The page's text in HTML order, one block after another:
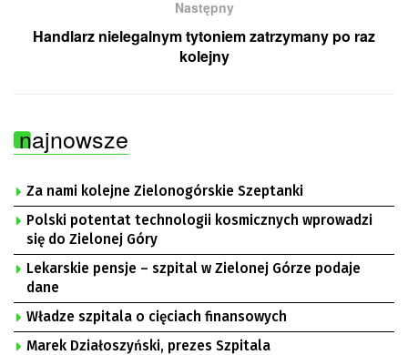
Następny
Handlarz nielegalnym tytoniem zatrzymany po raz
kolejny
najnowsze
Za nami kolejne Zielonogórskie Szeptanki
Polski potentat technologii kosmicznych wprowadzi
się do Zielonej Góry
Lekarskie pensje – szpital w Zielonej Górze podaje
dane
Władze szpitala o cięciach finansowych
Marek Działoszyński, prezes Szpitala